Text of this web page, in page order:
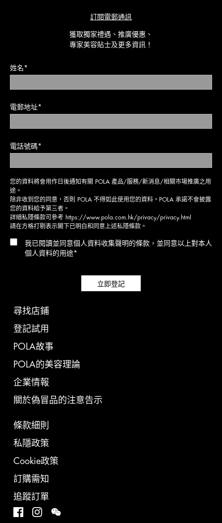
訂閱電郵通訊
獲取獨家禮遇、推廣優惠、
專家美容貼士及更多資訊！
姓名*
電郵地址*
電話號碼*
您的資料將會用作日後通知有關 POLA 產品/服務/新消息/相關市場推廣之用
途。
除非收到您的同意，否則 POLA 不得如此使用您的資料。POLA 承諾不會披露
您的資料給予第三者。
詳細私隱條款可參考 https://www.pola.com.hk/privacy/privacy.html
請在方格打剔表示閣下已明白和同意上述私隱條款。
我已閱讀並同意個人資料收集聲明的條款，並同意以上對本人
個人資料的用途*
立即登記
尋找店鋪
登記試用
POLA故事
POLA的美容理論
企業情報
關於偽冒品的注意告示
條款細則
私隱政策
Cookie政策
訂購需知
追蹤訂單